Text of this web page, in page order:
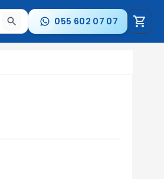
etmək üçün ox
055 602 07 07